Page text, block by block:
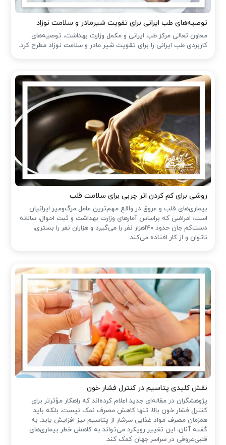
توصیه‌های طب ایرانی برای تقویت شیرمادر و سلامت نوزاد
معاون تعالی مرکز طب ایرانی و مکمل وزارت بهداشت، توصیه‌های
کاربردی طب ایرانی را برای تقویت شیر مادر و سلامت نوزاد مطرح کرد.
روشی برای کم کردن اثر چربی برای سلامت قلب
بیماری‌های قلب و عروق در واقع مهم‌ترین عامل مرگ‌ومیر ایرانیان
است؛ امراضی که براساس آمارهای وزارت بهداشت و ثبت احوال، سالانه
دست‌کم جان حدود 140هزار نفر را می‌گیرد و هزاران نفر را بستری،
ناتوان و از کار افتاده می‌کند.
نقش کلیدی پتاسیم در کنترل فشار خون
پژوهشگران در مقاله‌ای جدید اعلام کرده‌اند که راهکار مؤثرتر برای
کنترل فشار خون بالا، تنها کاهش مصرف نمک نیست، بلکه باید
همزمان مصرف مواد غذایی سرشار از پتاسیم نیز افزایش یابد. به
گفته آنان، این تغییر رویکرد می‌تواند به کاهش خطر بیماری‌های
قلبی‌عروقی در سراسر جهان کمک کند.